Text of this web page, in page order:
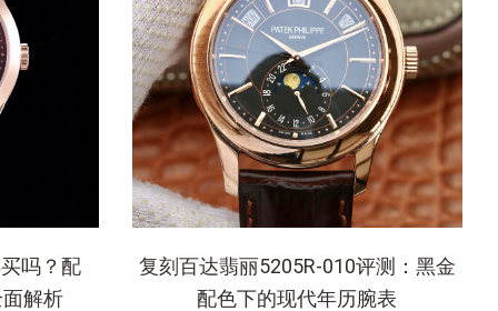
吗？配
解析
复刻百达翡丽5205R-010评测：黑金
配色下的现代年历腕表